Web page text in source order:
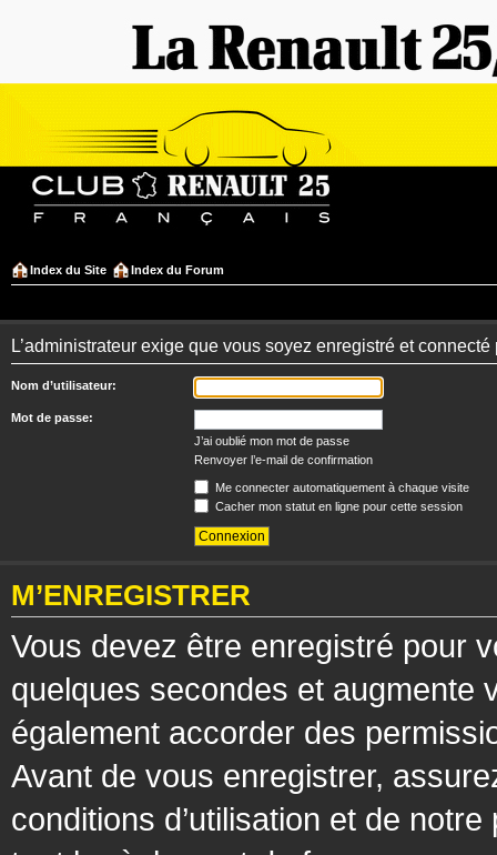
Index du Site Index du Forum
L’administrateur exige que vous soyez enregistré et
Nom d’utilisateur:
Mot de passe:
J’ai oublié mon mot de passe
Renvoyer l’e-mail de confirmation
Me connecter automatiquement à chaque visite
Cacher mon statut en ligne pour cette session
M’ENREGISTRER
Vous devez être enregistré pour
quelques secondes et augmente
également accorder des
Avant de vous enregistrer,
conditions d’utilisation et de